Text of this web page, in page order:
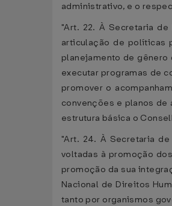
administrativo, e o
"Art. 22. À Secretaria
articulação de políticas
planejamento de gênero
executar programas de
promover o
convenções e planos de
estrutura básica o
"Art. 24. À Secretaria
voltadas à promoção
promoção da sua
Nacional de Direitos
tanto por organismos